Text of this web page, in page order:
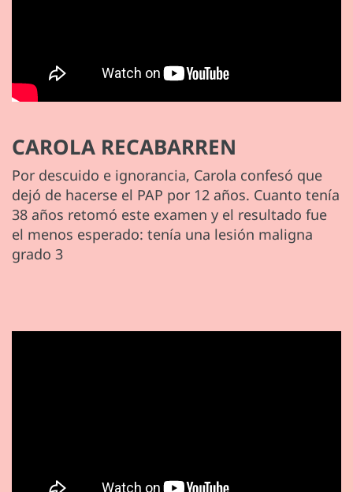
CAROLA RECABARREN
Por descuido e ignorancia, Carola confesó que
dejó de hacerse el PAP por 12 años. Cuanto tenía
38 años retomó este examen y el resultado fue
el menos esperado: tenía una lesión maligna
grado 3